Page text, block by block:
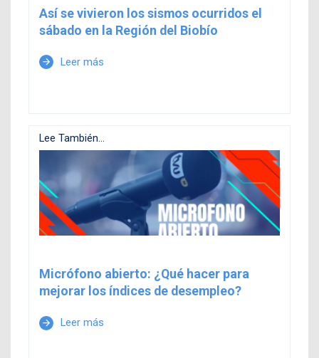
Así se vivieron los sismos ocurridos el
sábado en la Región del Biobío
arrow_forward Leer más
Lee También...
Micrófono abierto: ¿Qué hacer para
mejorar los índices de desempleo?
arrow_forward Leer más